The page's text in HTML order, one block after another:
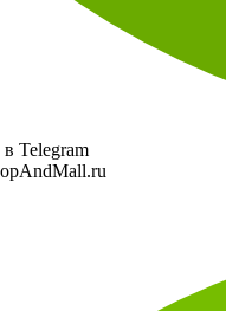
Telegram